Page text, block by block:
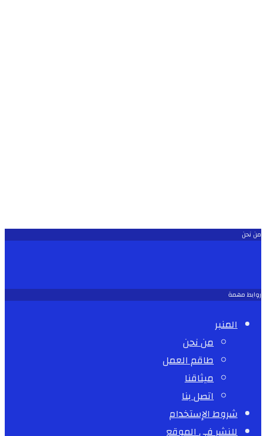
من نحن
روابط مهمة
المنبر
من نحن
طاقم العمل
ميثاقنا
اتصل بنا
شروط الإستخدام
للنشر في الموقع